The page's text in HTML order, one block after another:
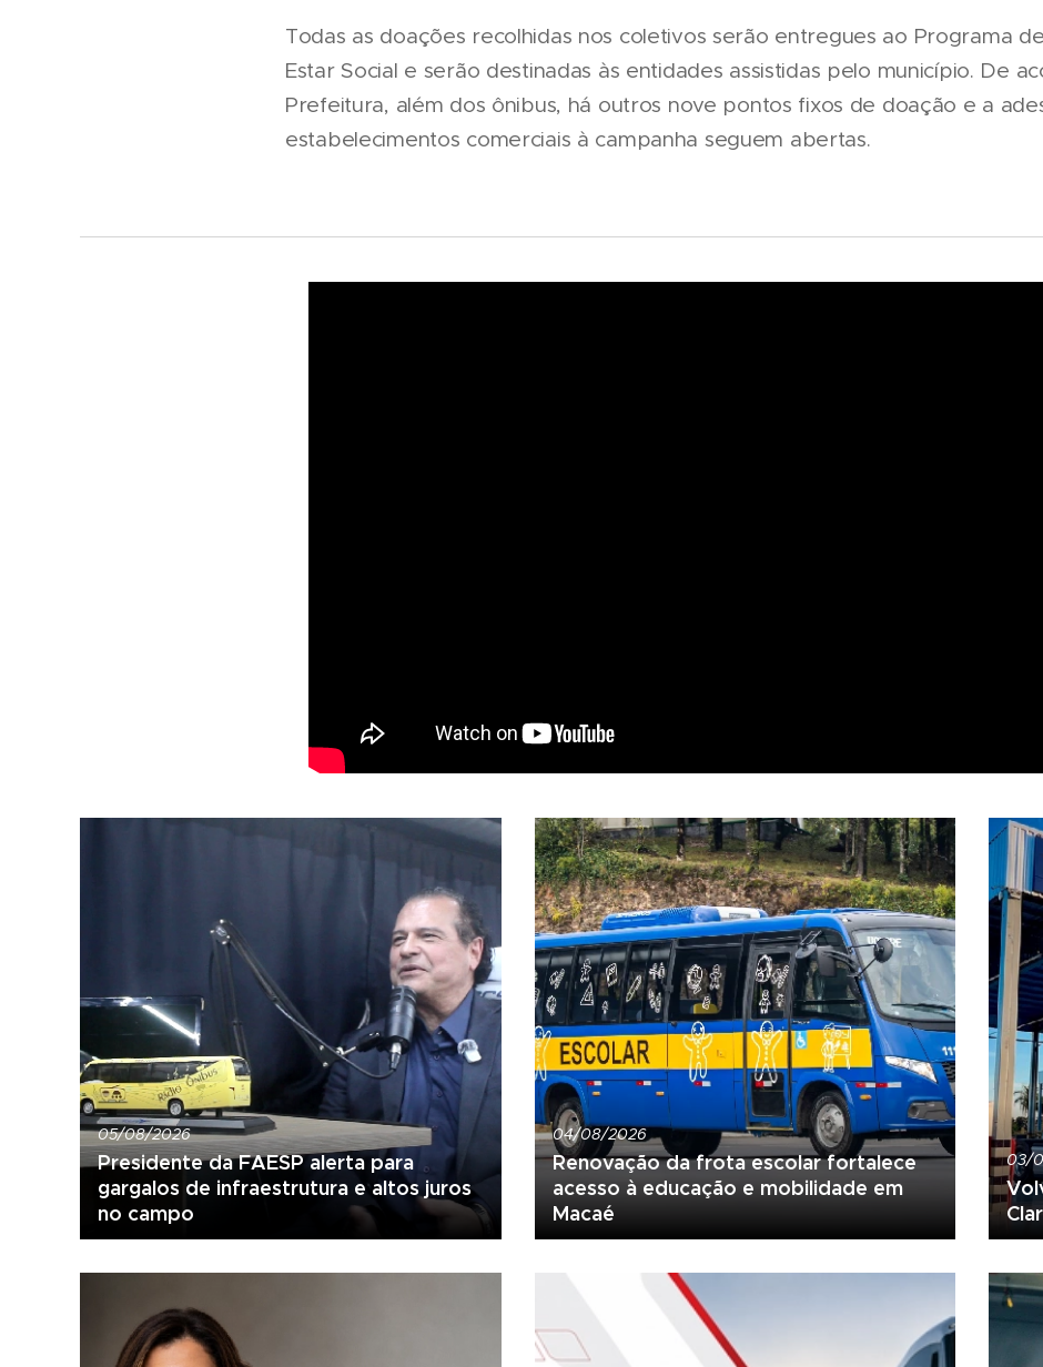
Todas as doações recolhidas nos coletivos serão entregues ao Programa
Estar Social e serão destinadas às entidades assistidas pelo município. De
Prefeitura, além dos ônibus, há outros nove pontos fixos de doação e a
estabelecimentos comerciais à campanha seguem abertas.
05/08/2026
Presidente da FAESP alerta para
gargalos de infraestrutura e altos juros
no campo
04/08/2026
Renovação da frota escolar fortalece
acesso à educação e mobilidade em
Macaé
03/